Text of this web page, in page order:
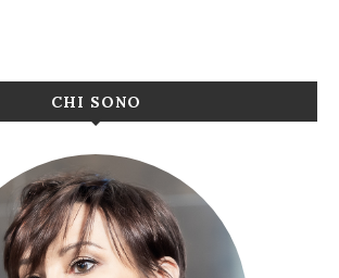
CHI SONO